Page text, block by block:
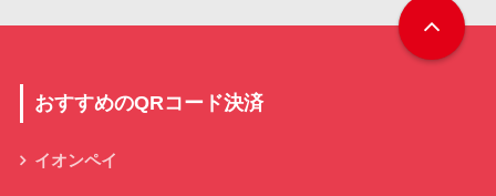
おすすめのQRコード決済
イオンペイ